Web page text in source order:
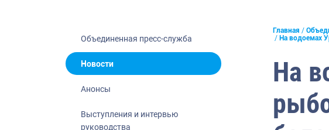
Отраслевые СМИ
Выставки и конференции
Научно-практическая литература
Рыбоохрана России
Объединенная пресс-служба
Новости
Анонсы
Выступления и интервью
руководства
Главная
На водоемах
На